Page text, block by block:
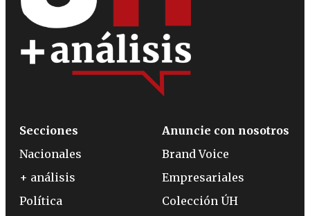
Secciones
Nacionales
+ análisis
Política
Anuncie con nosotros
Brand Voice
Empresariales
Colección ÚH